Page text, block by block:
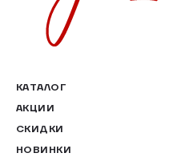
КАТАЛОГ
АКЦИИ
СКИДКИ
НОВИНКИ